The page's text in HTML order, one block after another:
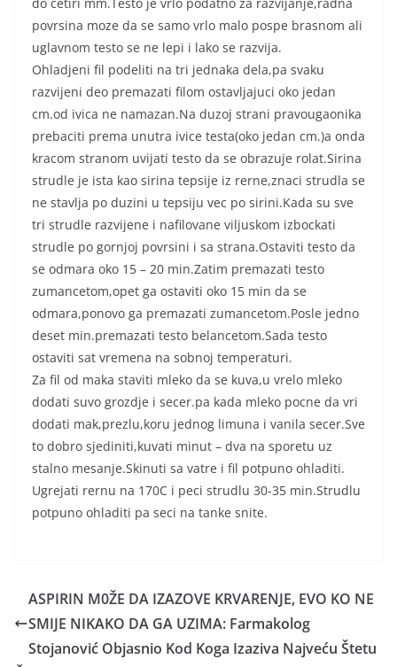
povrsina moze da se samo vrlo malo pospe brasnom ali
uglavnom testo se ne lepi i lako se razvija.
Ohladjeni fil podeliti na tri jednaka dela,pa svaku
razvijeni deo premazati filom ostavljajuci oko jedan
cm.od ivica ne namazan.Na duzoj strani pravougaonika
prebaciti prema unutra ivice testa(oko jedan cm.)a onda
kracom stranom uvijati testo da se obrazuje rolat.Sirina
strudle je ista kao sirina tepsije iz rerne,znaci strudla se
ne stavlja po duzini u tepsiju vec po sirini.Kada su sve
tri strudle razvijene i nafilovane viljuskom izbockati
strudle po gornjoj povrsini i sa strana.Ostaviti testo da
se odmara oko 15 – 20 min.Zatim premazati testo
zumancetom,opet ga ostaviti oko 15 min da se
odmara,ponovo ga premazati zumancetom.Posle jedno
deset min.premazati testo belancetom.Sada testo
ostaviti sat vremena na sobnoj temperaturi.
Za fil od maka staviti mleko da se kuva,u vrelo mleko
dodati suvo grozdje i secer.pa kada mleko pocne da vri
dodati mak,prezlu,koru jednog limuna i vanila secer.Sve
to dobro sjediniti,kuvati minut – dva na sporetu uz
stalno mesanje.Skinuti sa vatre i fil potpuno ohladiti.
Ugrejati rernu na 170C i peci strudlu 30-35 min.Strudlu
potpuno ohladiti pa seci na tanke snite.
ASPIRIN M0ŽE DA IZAZOVE KRVARENJE, EVO KO NE
SMIJE NIKAKO DA GA UZIMA: Farmakolog
Stojanović Objasnio Kod Koga Izaziva Najveću Štetu